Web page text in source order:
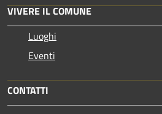
VIVERE IL COMUNE
Luoghi
Eventi
CONTATTI